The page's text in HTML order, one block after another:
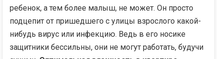
ребенок, а тем более малыш, не может. Он просто
подцепит от пришедшего с улицы взрослого какой-
нибудь вирус или инфекцию. Ведь в его носике
защитники бессильны, они не могут работать, будучи